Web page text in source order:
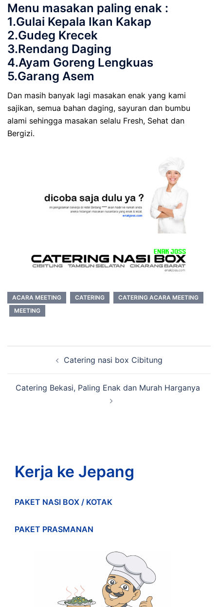
Menu masakan paling enak :
1.Gulai Kepala Ikan Kakap
2.Gudeg Krecek
3.Rendang Daging
4.Ayam Goreng Lengkuas
5.Garang Asem
Dan masih banyak lagi masakan enak yang kami
sajikan, semua bahan daging, sayuran dan bumbu
alami sehingga masakan selalu Fresh, Sehat dan
Bergizi.
ACARA MEETING CATERING
CATERING ACARA MEETING
MEETING
navigationCatering nasi box Cibitung
Catering Bekasi, Paling Enak dan Murah Harganya
Kerja ke Jepang
PAKET NASI BOX / KOTAK
PAKET PRASMANAN